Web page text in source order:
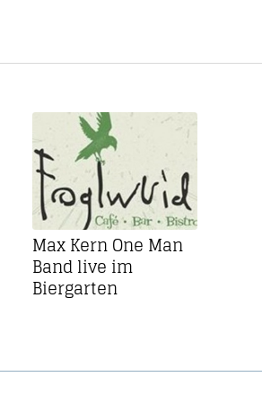
Max Kern One Man
Band live im
Biergarten